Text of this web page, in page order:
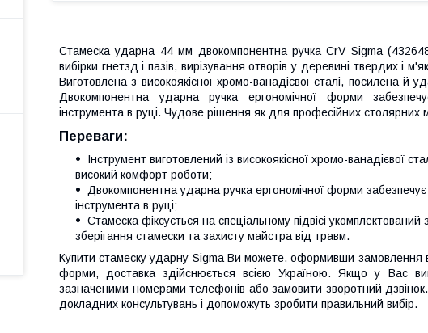
Стамеска ударна 44 мм двокомпонентна ручка CrV Sigma
вибірки гнетзд і пазів, вирізування отворів у деревині твердих і
Виготовлена з високоякісної хромо-ванадієвої сталі, посилена й
Двокомпонентна ударна ручка ергономічної форми
інструмента в руці. Чудове рішення як для професійних столярних
Переваги:
Інструмент виготовлений із високоякісної хромо-ванадієвої
високий комфорт роботи;
Двокомпонентна ударна ручка ергономічної форми
інструмента в руці;
Стамеска фіксується на спеціальному підвісі
зберігання стамески та захисту майстра від травм.
Купити стамеску ударну Sigma Ви можете, оформивши замовлення
форми, доставка здійснюється всією Україною. Якщо у Вас
зазначеними номерами телефонів або замовити зворотний
докладних консультувань і допоможуть зробити правильний вибір.